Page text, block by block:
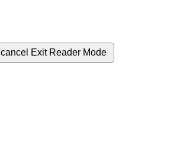
cancel Exit Reader Mode